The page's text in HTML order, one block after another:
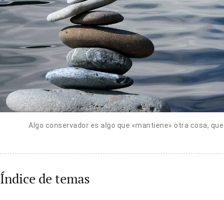
Algo conservador es algo que «mantiene» otra cosa,
Índice de temas